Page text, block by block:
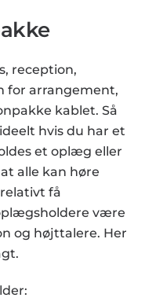
reception,
for arrangement,
kablet. Så
hvis du har et
et oplæg eller
alle kan høre
få
være
og højttalere. Her